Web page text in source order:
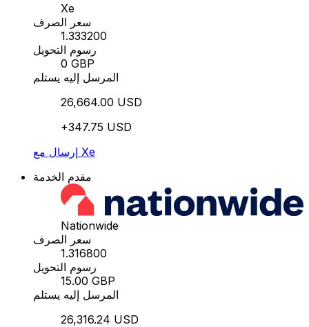
Xe
سعر الصرف
1.333200
رسوم التحويل
0 GBP
المرسل إليه يستلم
26,664.00 USD
+347.75 USD
إرسال مع Xe
مقدم الخدمة
Nationwide
سعر الصرف
1.316800
رسوم التحويل
15.00 GBP
المرسل إليه يستلم
26,316.24 USD